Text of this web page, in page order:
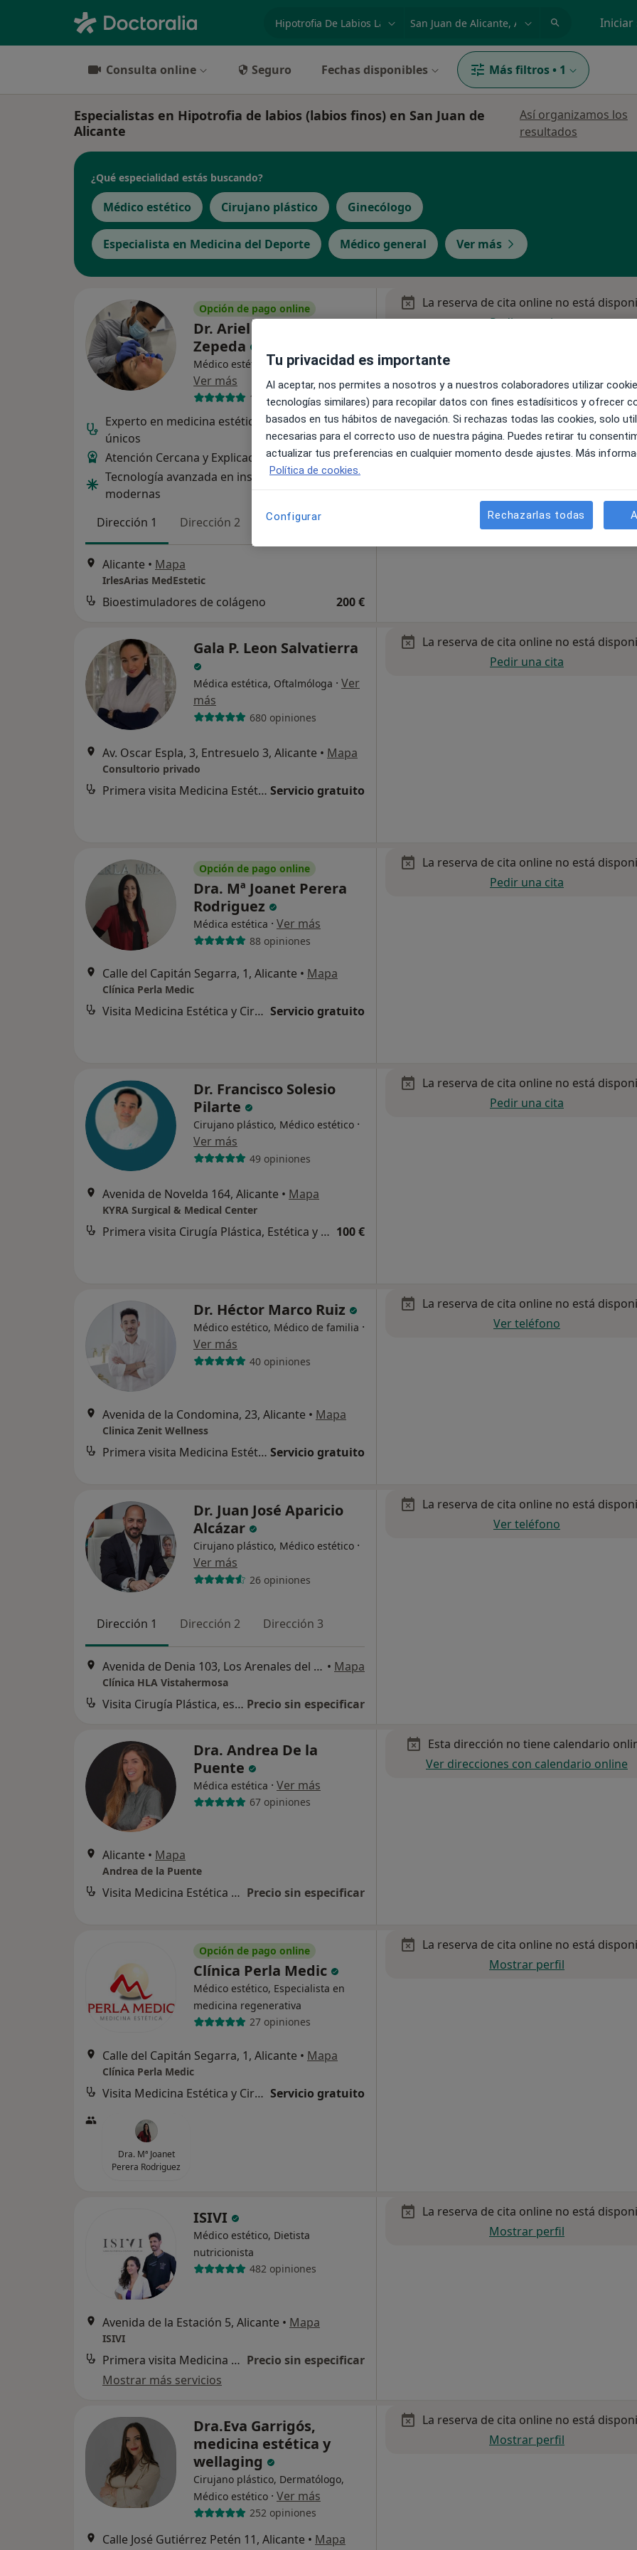
Iniciar
Consulta online Seguro Fechas disponibles Más filtros • 1
Especialistas en Hipotrofia de labios (labios finos) en San Juan de
Alicante
Así organizamos los
resultados
¿Qué especialidad estás buscando?
Médico estético Cirujano plástico Ginecólogo
Especialista en Medicina del Deporte Médico general Ver más
Opción de pago online
Dr. Ariel José Arias
Zepeda
Médico estético, Médico general·
Ver más
158 opiniones
Experto en medicina estética y tratamientos
únicos
Atención Cercana y Explicaciones Claras
Tecnología avanzada en instalaciones
modernas
Dirección 1
Dirección 2 Online 1
Alicante • Mapa
IrlesArias MedEstetic
Bioestimuladores de colágeno 200 €
La reserva de cita online no está
Pedir una cita
Gala P. Leon Salvatierra
Médica estética, Oftalmóloga · Ver
más
680 opiniones
Av. Oscar Espla, 3, Entresuelo 3, Alicante • Mapa
Consultorio privado
Primera visita Medicina Estética y Cirugía Cosmética Servicio gratuito
La reserva de cita online no está
Pedir una cita
Opción de pago online
Dra. Mª Joanet Perera
Rodriguez
Médica estética · Ver más
88 opiniones
Calle del Capitán Segarra, 1, Alicante • Mapa
Clínica Perla Medic
Visita Medicina Estética y Cirugía Cosmética Servicio gratuito
La reserva de cita online no está
Pedir una cita
Dr. Francisco Solesio
Pilarte
Cirujano plástico, Médico estético ·
Ver más
49 opiniones
Avenida de Novelda 164, Alicante • Mapa
KYRA Surgical & Medical Center
Primera visita Cirugía Plástica, Estética y Reparadora 100 €
La reserva de cita online no está
Pedir una cita
Dr. Héctor Marco Ruiz
Médico estético, Médico de familia ·
Ver más
40 opiniones
Avenida de la Condomina, 23, Alicante • Mapa
Clinica Zenit Wellness
Primera visita Medicina Estética y Cirugía Cosmética Servicio gratuito
La reserva de cita online no está
Ver teléfono
Dr. Juan José Aparicio
Alcázar
Cirujano plástico, Médico estético ·
Ver más
26 opiniones
Dirección 1 Dirección 2 Dirección 3
Avenida de Denia 103, Los Arenales del Sol • Mapa
Clínica HLA Vistahermosa
Visita Cirugía Plástica, estética y Reparadora Precio sin especificar
La reserva de cita online no está
Ver teléfono
Dra. Andrea De la
Puente
Médica estética · Ver más
67 opiniones
Alicante • Mapa
Andrea de la Puente
Visita Medicina Estética y Cirugía Cosmética Precio sin especificar
Esta dirección no tiene calendario
Ver direcciones con calendario online
Opción de pago online
Clínica Perla Medic
Médico estético, Especialista en
medicina regenerativa
27 opiniones
Calle del Capitán Segarra, 1, Alicante • Mapa
Clínica Perla Medic
Visita Medicina Estética y Cirugía Cosmética Servicio gratuito
Dra. Mª Joanet
Perera Rodriguez
La reserva de cita online no está
Mostrar perfil
ISIVI
Médico estético, Dietista
nutricionista
482 opiniones
Avenida de la Estación 5, Alicante • Mapa
ISIVI
Primera visita Medicina Estética y Cirugía Cosmética Precio sin especificar
Mostrar más servicios
La reserva de cita online no está
Mostrar perfil
Dra.Eva Garrigós,
medicina estética y
wellaging
Cirujano plástico, Dermatólogo,
Médico estético · Ver más
252 opiniones
Calle José Gutiérrez Petén 11, Alicante • Mapa
La reserva de cita online no está
Mostrar perfil
Tu privacidad es importante
Al aceptar, nos permites a nosotros y a nuestros colaboradores utilizar
tecnologías similares) para recopilar datos con fines estadísiticos y ofrecer
basados en tus hábitos de navegación. Si rechazas todas las cookies, solo
necesarias para el correcto uso de nuestra página. Puedes retirar tu
actualizar tus preferencias en cualquier momento desde ajustes. Más
Política de cookies.
Configurar Rechazarlas todas